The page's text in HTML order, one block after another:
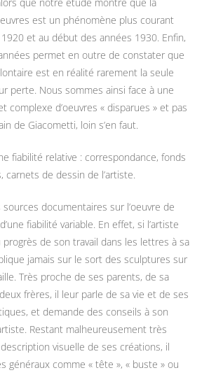
est un phénomène plus courant
et au début des années 1930. Enfin,
permet en outre de constater que
est en réalité rarement la seule
perte. Nous sommes ainsi face à une
complexe d’oeuvres « disparues » et pas
de Giacometti, loin s’en faut.
fiabilité relative : correspondance, fonds
carnets de dessin de l’artiste.
documentaires sur l’oeuvre de
fiabilité variable. En effet, si l’artiste
de son travail dans les lettres à sa
jamais sur le sort des sculptures sur
Très proche de ses parents, de sa
frères, il leur parle de sa vie et de ses
et demande des conseils à son
Restant malheureusement très
visuelle de ses créations, il
généraux comme « tête », « buste » ou